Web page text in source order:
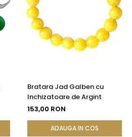
Bratara Jad Galben cu
Inchizatoare de Argint
153,00 RON
ADAUGA IN COS